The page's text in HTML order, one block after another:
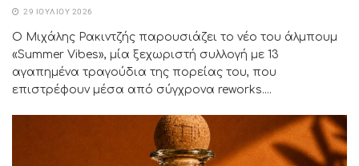
29 ΙΟΥΛΊΟΥ 2026
Ο Μιχάλης Ρακιντζής παρουσιάζει το νέο του άλμπουμ
«Summer Vibes», μία ξεχωριστή συλλογή με 13
αγαπημένα τραγούδια της πορείας του, που
επιστρέφουν μέσα από σύγχρονα reworks....